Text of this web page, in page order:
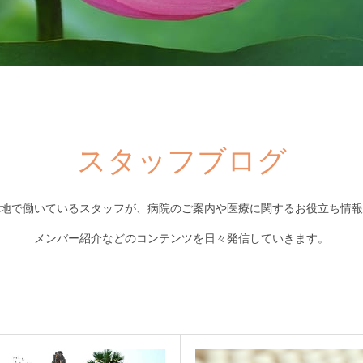
スタッフブログ
で働いているスタッフが、病院のご案内や医療に関するお役立ち情
メンバー紹介などのコンテンツを日々発信していきます。